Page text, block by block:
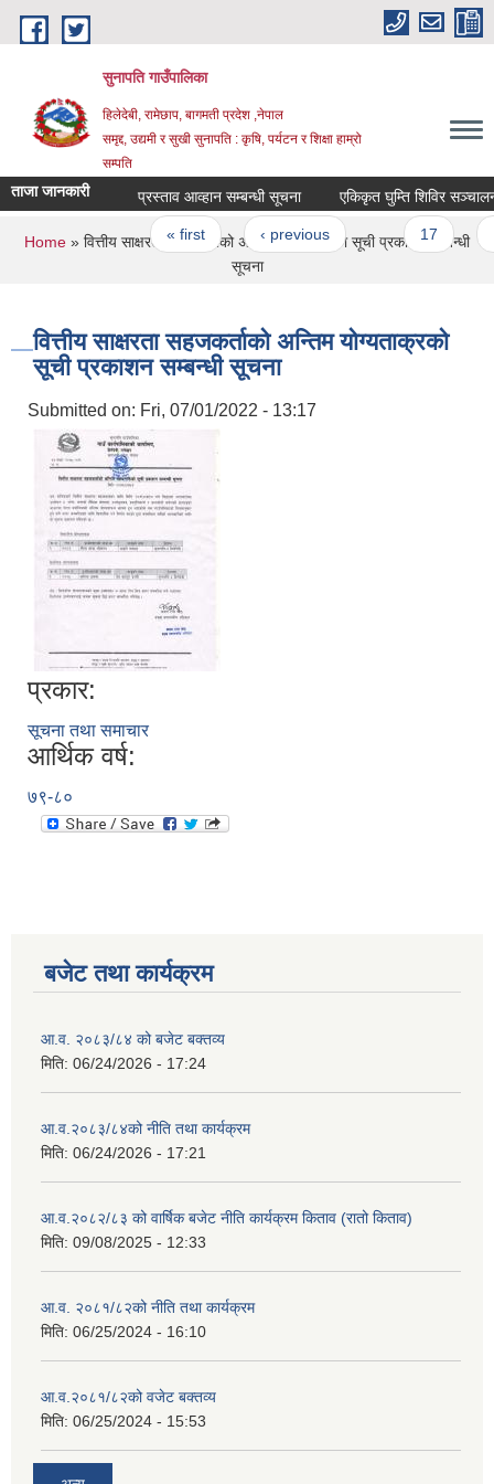
Skip to main content
सुनापति गाउँपालिका
हिलेदेबी, रामेछाप, बागमती प्रदेश ,नेपाल
समृद्द, उद्यमी र सुखी सुनापति : कृषि, पर्यटन र शिक्षा हाम्रो
सम्पति
ताजा जानकारी प्रस्ताव आव्हान सम्बन्धी सूचना एकिकृत घुम्ति शिविर सञ्चालन
Pages
« first ‹ previous … 17
You are here
Home » वित्तीय साक्षरता सहजकर्ताको अन्तिम योग्यताक्रको सूची प्रकाशन सम्बन्धी
सूचना
वित्तीय साक्षरता सहजकर्ताको अन्तिम योग्यताक्रको
सूची प्रकाशन सम्बन्धी सूचना
Submitted on: Fri, 07/01/2022 - 13:17
प्रकार:
सूचना तथा समाचार
आर्थिक वर्ष:
७९-८०
बजेट तथा कार्यक्रम
आ.व. २०८३/८४ को बजेट बक्तव्य
मिति: 06/24/2026 - 17:24
आ.व.२०८३/८४को नीति तथा कार्यक्रम
मिति: 06/24/2026 - 17:21
आ.व.२०८२/८३ को वार्षिक बजेट नीति कार्यक्रम किताव (रातो किताव)
मिति: 09/08/2025 - 12:33
आ.व. २०८१/८२को नीति तथा कार्यक्रम
मिति: 06/25/2024 - 16:10
आ.व.२०८१/८२को वजेट बक्तव्य
मिति: 06/25/2024 - 15:53